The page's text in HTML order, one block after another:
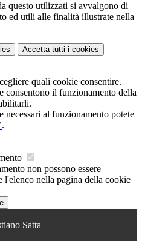
questo utilizzati si avvalgono di
ed utili alle finalità illustrate nella
Accetta tutti i cookies
quali cookie consentire.
consentono il funzionamento della
necessari al funzionamento potete
.
non possono essere
l'elenco nella pagina della cookie
Satta